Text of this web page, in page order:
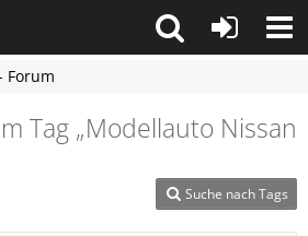
Forum
Tag „Modellauto Nissan
Suche nach Tags